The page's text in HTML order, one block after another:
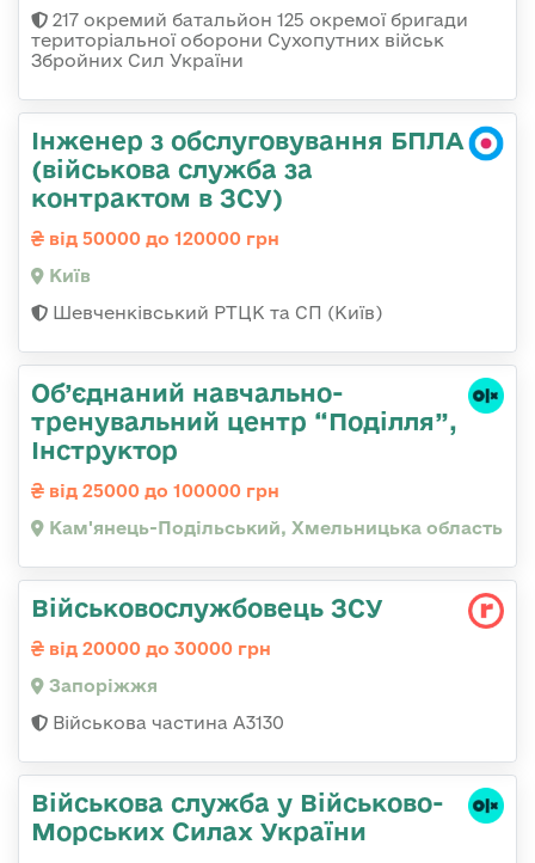
217 окремий батальйон 125 окремої бригади
територіальної оборони Сухопутних військ
Збройних Сил України
Інженер з обслуговування БПЛА
(військова служба за
контрактом в ЗСУ)
від 50000 до 120000 грн
Київ
Шевченківський РТЦК та СП (Київ)
Об’єднаний навчально-
тренувальний центр “Поділля”,
Інструктор
від 25000 до 100000 грн
Кам'янець-Подільський, Хмельницька область
Військовослужбовець ЗСУ
від 20000 до 30000 грн
Запоріжжя
Військова частина А3130
Військова служба у Військово-
Морських Силах України